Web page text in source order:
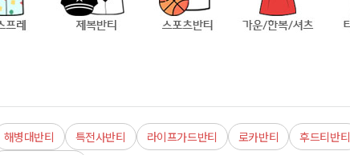
해병대반티 특전사반티 라이프가드반티 로카반티 후드티반티